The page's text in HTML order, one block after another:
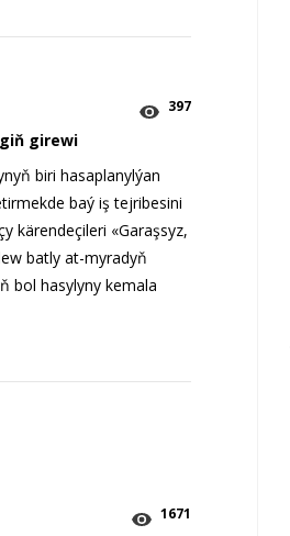
397
girewi
biri hasaplanylýan
baý iş tejribesini
kärendeçileri «Garaşsyz,
batly at-myradyň
bol hasylyny kemala
1671